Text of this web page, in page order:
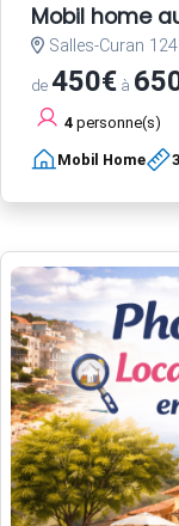
Mobil home
Salles-Curan
de450€ à
4 personne(s)
Mobil Home